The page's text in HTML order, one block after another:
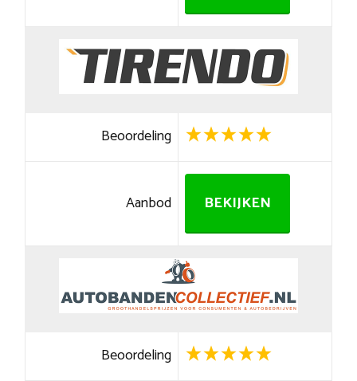
Beoordeling
Aanbod BEKIJKEN
Beoordeling